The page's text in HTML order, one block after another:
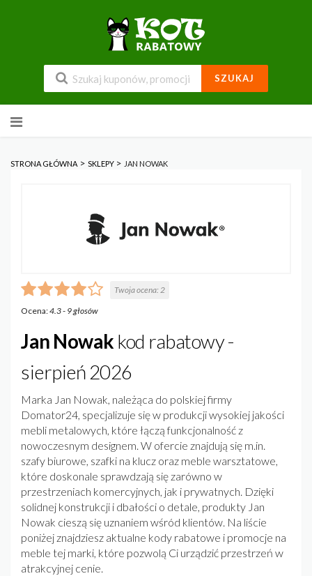
SZUKAJ
do
STRONA GŁÓWNA > SKLEPY > JAN NOWAK
Twoja ocena:2
Ocena:4.3- 9głosów
Jan Nowak kod rabatowy -
sierpień 2026
Marka Jan Nowak, należąca do polskiej firmy
Domator24, specjalizuje się w produkcji wysokiej jakości
mebli metalowych, które łączą funkcjonalność z
nowoczesnym designem. W ofercie znajdują się m.in.
szafy biurowe, szafki na klucz oraz meble warsztatowe,
które doskonale sprawdzają się zarówno w
przestrzeniach komercyjnych, jak i prywatnych. Dzięki
solidnej konstrukcji i dbałości o detale, produkty Jan
Nowak cieszą się uznaniem wśród klientów. Na liście
poniżej znajdziesz aktualne kody rabatowe i promocje na
meble tej marki, które pozwolą Ci urządzić przestrzeń w
atrakcyjnej cenie.